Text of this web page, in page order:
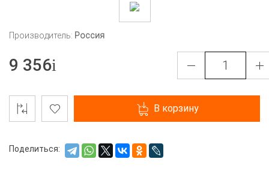
Производитель: Россия
9 356
В корзину
Поделиться: